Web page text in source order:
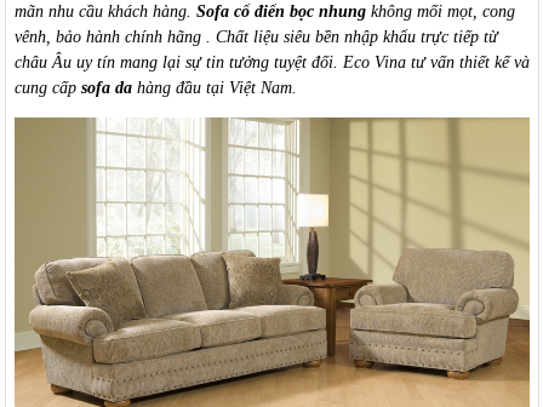
mãn nhu cầu khách hàng. Sofa cổ điển bọc nhungkhông mối mọt, cong
vênh, bảo hành chính hãng . Chất liệu siêu bền nhập khẩu trực tiếp từ
châu Âu uy tín mang lại sự tin tưởng tuyệt đối. Eco Vina tư vấn thiết kế và
cung cấp sofa dahàng đầu tại Việt Nam.